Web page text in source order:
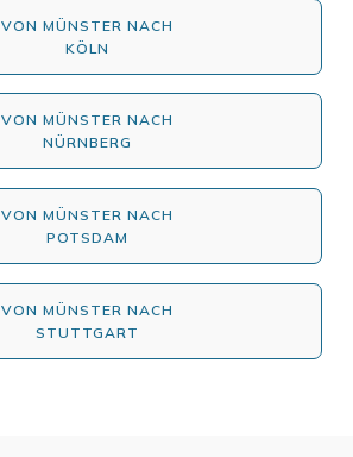
VON MÜNSTER NACH
KÖLN
VON MÜNSTER NACH
NÜRNBERG
VON MÜNSTER NACH
POTSDAM
VON MÜNSTER NACH
STUTTGART